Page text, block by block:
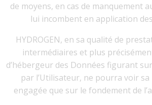
de moyens, en cas de manquement
lui incombent en application
HYDROGEN, en sa qualité de
intermédiaires et plus
d’hébergeur des Données figurant
par l’Utilisateur, ne pourra voir
engagée que sur le fondement de